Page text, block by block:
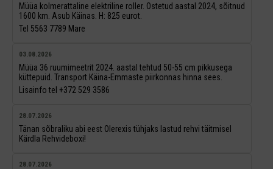
Müüa kolmerattaline elektriline roller. Ostetud aastal 2024, sõitnud
1600 km. Asub Käinas. H: 825 eurot.
Tel 5563 7789 Mare
03.08.2026
Müüa 36 ruumimeetrit 2024. aastal tehtud 50-55 cm pikkusega
küttepuid. Transport Käina-Emmaste piirkonnas hinna sees.
Lisainfo tel +372 529 3586
28.07.2026
Tänan sõbraliku abi eest Olerexis tühjaks lastud rehvi täitmisel
Kärdla Rehvideboxi!
28.07.2026